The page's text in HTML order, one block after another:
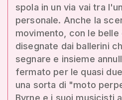
spola in un via vai tra
personale. Anche la
movimento, con le
disegnate dai ballerini
segnare e insieme
fermato per le quasi
una sorta di "moto
Byrne e i suoi musicisti